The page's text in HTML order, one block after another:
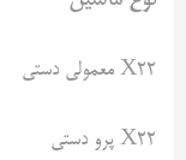
X22 معمولی دستی
X22 پرو دستی